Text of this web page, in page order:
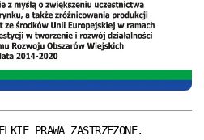
PRAWA ZASTRZEŻONE.